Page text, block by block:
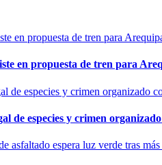
en propuesta de tren para
de especies y crimen